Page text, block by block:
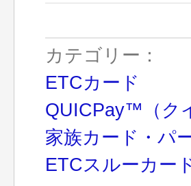
カテゴリー：
ETCカード
QUICPay™（ク
家族カード・パ
ETCスルーカー